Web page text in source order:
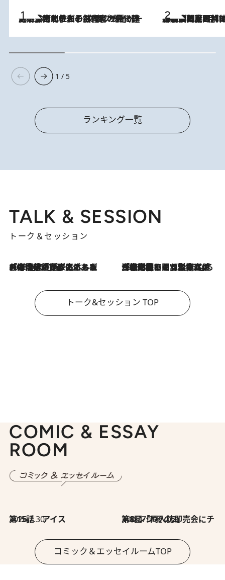
2026.8.3
《「文士の子ども被害者の会」発足！》阿川佐和子（72）が語る遠藤周作に北杜夫、劇作家・矢代静一の子どもたちの“文豪プライベート事件簿” 2026.8.8
「最後に見られてよかった」上野動物園の東園パンダ舎が解体前に特別公開。8月16日まで延長されたパネル展と共に辿る“半世紀”のパンダ飼育《解体工事の図面あり》
1 / 5
ランキング一覧
TALK & SESSION
トーク＆セッション
2026.8.3
「今後値上げがあるとすれば…」「リスクがあるのは今年の冬」エネルギー専門家が語る、ホルムズ海峡封鎖が家庭にもたらす“ある心配” 2026.8.3
「住宅建てられない…」「サーチャージ料の高値が続いている」ホルムズ海峡封鎖による影響はいつまで続く？《エネルギー専門家に聞く“どうなる日本の暮らし”》
トーク&セッション TOP
COMIC & ESSAY
ROOM
2026.7.30
第15話 アイス 2026.7.30
第8回「同人誌即売会にチャレンジ その2」
コミック＆エッセイルームTOP